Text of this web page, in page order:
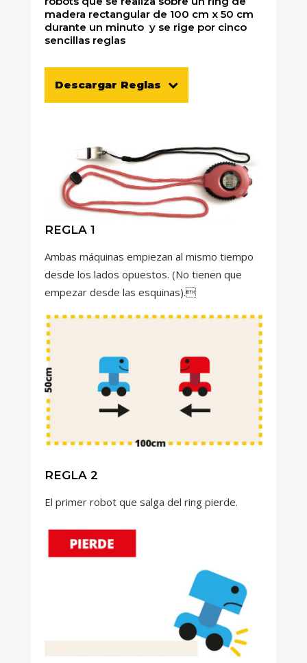
madera rectangular de 100 cm x 50 cm
durante un minuto y se rige por cinco
sencillas reglas
Descargar Reglas
REGLA 1
Ambas máquinas empiezan al mismo tiempo
desde los lados opuestos. (No tienen que
empezar desde las esquinas).
REGLA 2
El primer robot que salga del ring pierde.